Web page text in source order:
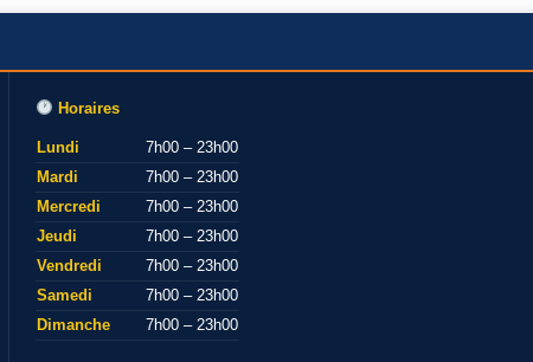
Horaires
Lundi
7h00 – 23h00
Mardi
7h00 – 23h00
Mercredi
7h00 – 23h00
Jeudi
7h00 – 23h00
Vendredi
7h00 – 23h00
Samedi
7h00 – 23h00
Dimanche
7h00 – 23h00